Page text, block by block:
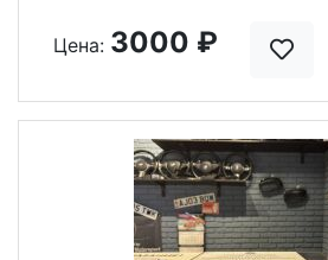
Цена: 3000 ₽